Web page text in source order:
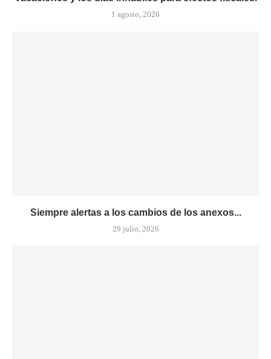
1 agosto, 2026
Siempre alertas a los cambios de los anexos...
29 julio, 2026